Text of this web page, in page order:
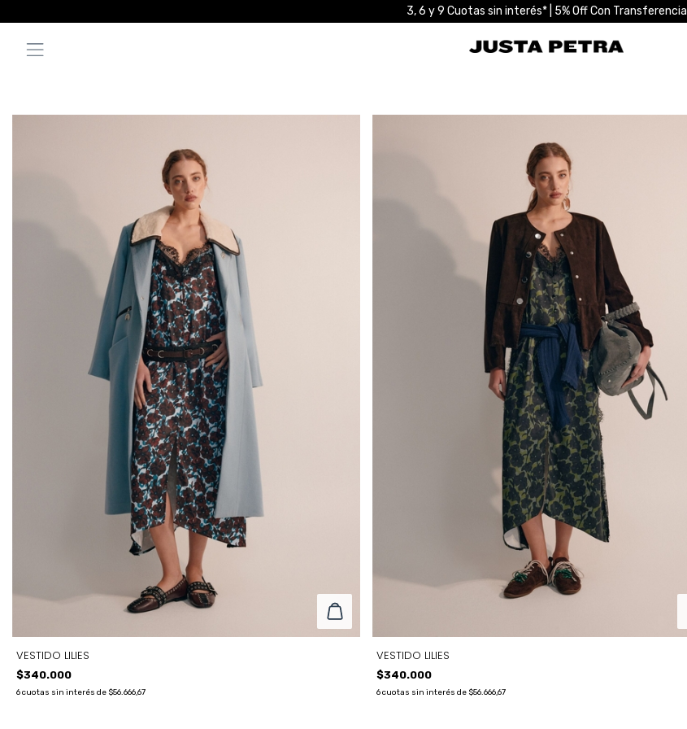
3, 6 y 9 Cuotas sin interés* | 5% Off Con Transferencia
VESTIDO LILIES
$340.000
6cuotas sin interés de $56.666,67
VESTIDO LILIES
$340.000
6cuotas sin interés de $56.666,67